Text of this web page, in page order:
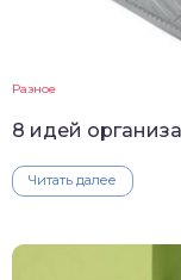
Разное
8 идей
Читать далее